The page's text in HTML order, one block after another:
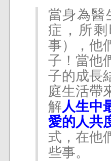
當身為醫
症，所
事），他
子！當他
子的成長
庭生活帶
解人生中
愛的人共
式，在他
些事。